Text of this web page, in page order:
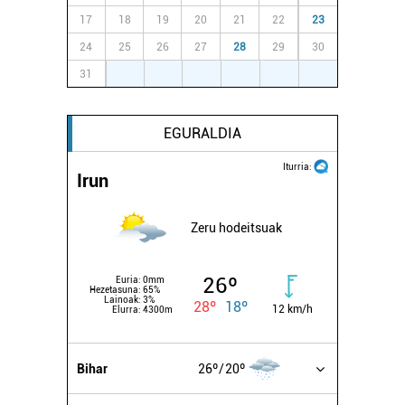
17 18 19 20 21 22 23
24 25 26 27 28 29 30
31
EGURALDIA
Iturria:
Irun
Zeru hodeitsuak
Euria: 0mm
Hezetasuna: 65%
Lainoak: 3%
Elurra: 4300m
26º
28º 18º 12 km/h
Bihar 26º 20º